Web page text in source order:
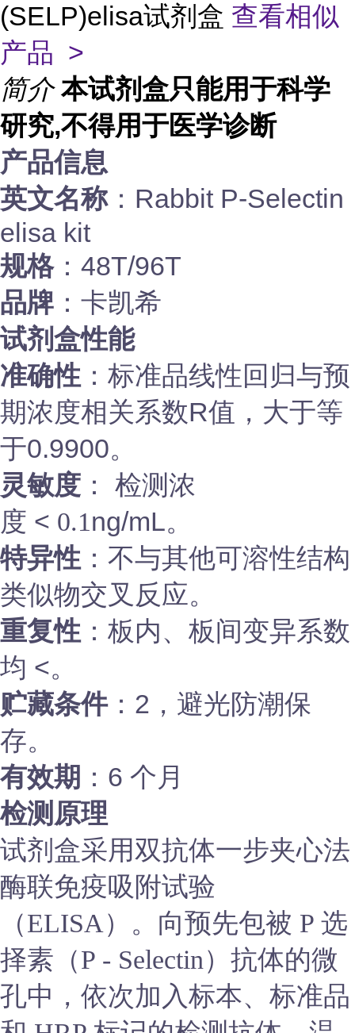
(SELP)elisa试剂盒 查看相似
产品 >
简介 本试剂盒只能用于科学
研究,不得用于医学诊断
产品信息
英文名称：Rabbit P-Selectin
elisa kit
规格：48T/96T
品牌 ：卡凯希
试剂盒性能
准确性 ：标准品线性回归与预
期浓度相关系数R值，大于等
于0.9900。
灵敏度 ： 检测浓
度 < 0.1ng/mL。
特异性 ：不与其他可溶性结构
类似物交叉反应。
重复性 ：板内、板间变异系数
均 <。
贮藏条件：2，避光防潮保
存。
有效期 ：6 个月
检测原理
试剂盒采用双抗体一步夹心法
酶联免疫吸附试验
（ELISA）。向预先包被 P 选
择素（P - Selectin）抗体的微
孔中，依次加入标本、标准品